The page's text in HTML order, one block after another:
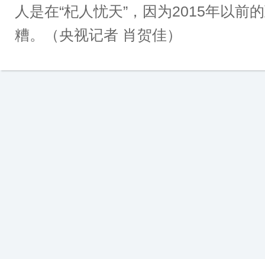
人是在“杞人忧天”，因为2015年以前
糟。（央视记者 肖贺佳）